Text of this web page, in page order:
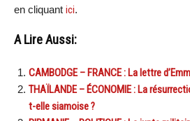
en cliquant ici.
A Lire Aussi:
CAMBODGE – FRANCE : La lettre
THAÏLANDE – ÉCONOMIE : La
t-elle siamoise ?